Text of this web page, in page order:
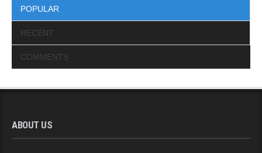
POPULAR
RECENT
COMMENTS
ABOUT US